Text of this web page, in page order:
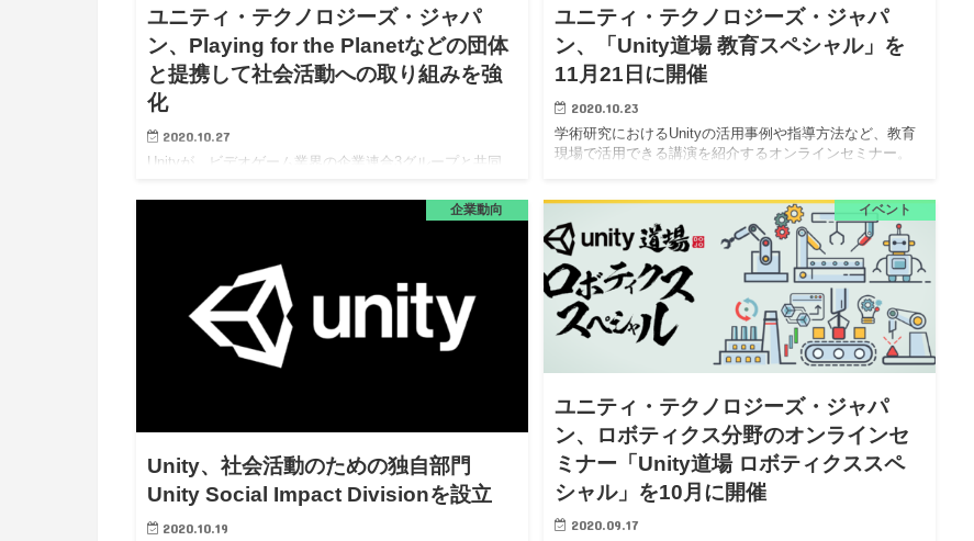
ユニティ・テクノロジーズ・ジャパ
ン、Playing for the Planetなどの団体
と提携して社会活動への取り組みを強
化
2020.10.27
Unityが、ビデオゲーム業界の企業連合3グループと共同
ィ・テクノロジーズ・ジャパン株式会社（本社：東京都
中央区、 代表取締役：豊田 信夫、 以下 当社）の親会社
ユニティ・テクノロジーズ・ジャパ
ン、「Unity道場 教育スペシャル」を
11月21日に開催
2020.10.23
学術研究におけるUnityの活用事例や指導方法など、教育
現場で活用できる講演を紹介するオンラインセミナー。
企業動向
Unity、社会活動のための独自部門
Unity Social Impact Divisionを設立
2020.10.19
イベント
ユニティ・テクノロジーズ・ジャパ
ン、ロボティクス分野のオンラインセ
ミナー「Unity道場 ロボティクススペ
シャル」を10月に開催
2020.09.17